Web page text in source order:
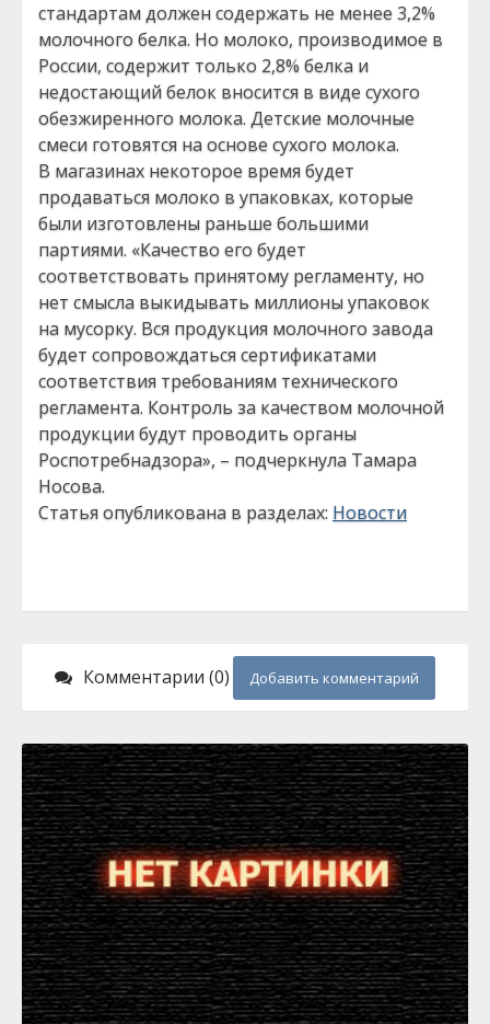
стандартам должен содержать не менее 3,2%
молочного белка. Но молоко, производимое в
России, содержит только 2,8% белка и
недостающий белок вносится в виде сухого
обезжиренного молока. Детские молочные
смеси готовятся на основе сухого молока.
В магазинах некоторое время будет
продаваться молоко в упаковках, которые
были изготовлены раньше большими
партиями. «Качество его будет
соответствовать принятому регламенту, но
нет смысла выкидывать миллионы упаковок
на мусорку. Вся продукция молочного завода
будет сопровождаться сертификатами
соответствия требованиям технического
регламента. Контроль за качеством молочной
продукции будут проводить органы
Роспотребнадзора», – подчеркнула Тамара
Носова.
Статья опубликована в разделах: Новости
Комментарии (0) Добавить комментарий